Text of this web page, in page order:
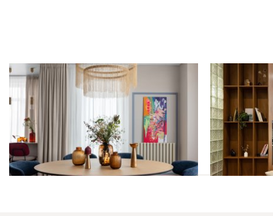
Дизайн-проекты | 14.06.2026
Квартира 80 кв.м для блогера
и бизнесмена: эклектика,
искусство и много цвета
Дизайн-
Игра
эклектика
акценты